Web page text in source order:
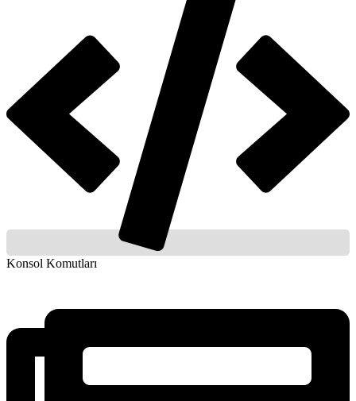
Konsol Komutları